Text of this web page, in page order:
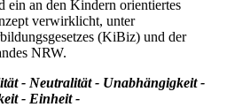
ein an den Kindern orientiertes
verwirklicht, unter
(KiBiz) und der
NRW.
- Neutralität - Unabhängigkeit -
- Einheit -